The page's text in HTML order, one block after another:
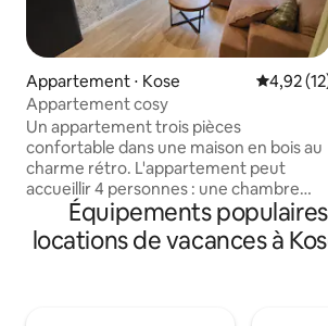
Appartement ⋅ Kose
4,92
Appartement cosy
Un appartement trois pièces
confortable dans une maison en bois au
charme rétro. L'appartement peut
accueillir 4 personnes : une chambre
dispose d'un lit double et l'autre de 2 lits
simples. L'appartement dispose d'une
cuisine bien équipée avec de la vaisselle,
Équipements
locations de vacances à